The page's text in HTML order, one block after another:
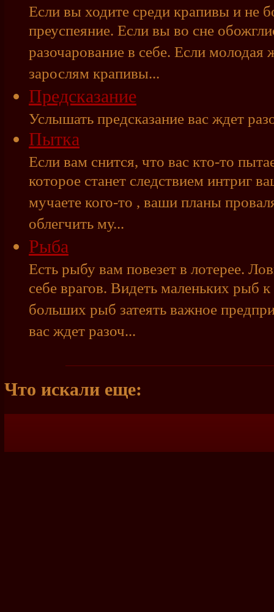
Если вы ходите среди крапивы и не
преуспеяние. Если вы во сне
разочарование в себе. Если
зарослям крапивы...
Предсказание
Услышать предсказание вас ждет
Пытка
Если вам снится, что вас кто-то
которое станет следствием интриг
мучаете кого-то , ваши планы
облегчить му...
Рыба
Есть рыбу вам повезет в лотерее.
себе врагов. Видеть маленьких рыб
больших рыб затеять важное
вас ждет разоч...
Что искали еще: